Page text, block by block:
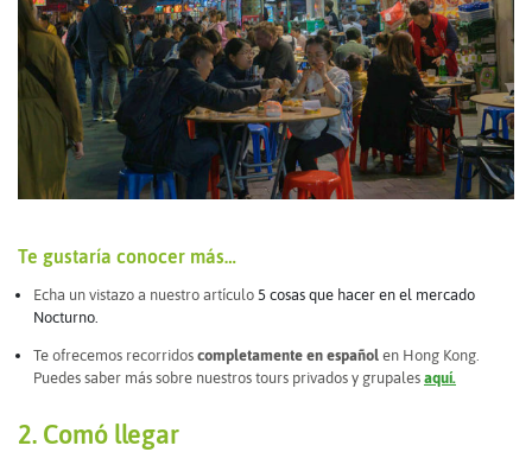
Te gustaría conocer más…
Echa un vistazo a nuestro artículo 5 cosas que hacer en el mercado
Nocturno.
Te ofrecemos recorridos completamente en español en Hong Kong.
Puedes saber más sobre nuestros tours privados y grupales aquí.
2. Comó llegar